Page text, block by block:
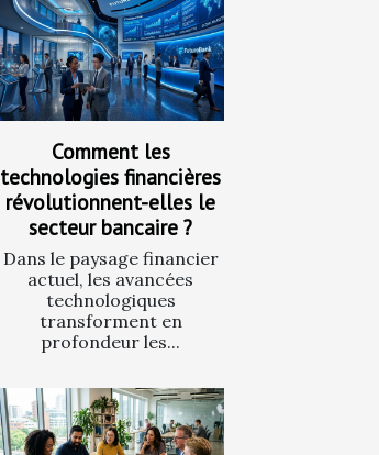
Comment les
technologies financières
révolutionnent-elles le
secteur bancaire ?
Dans le paysage financier
actuel, les avancées
technologiques
transforment en
profondeur les...